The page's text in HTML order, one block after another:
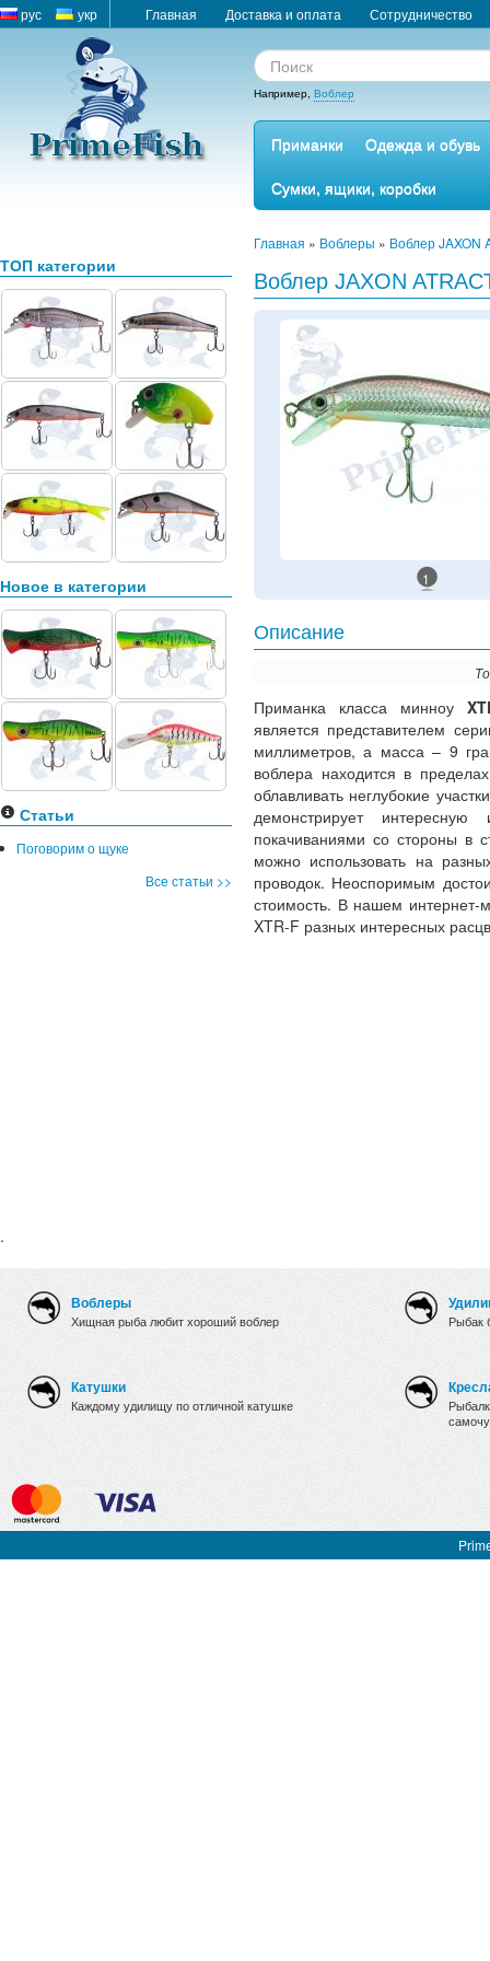
рус укр Главная Доставка и оплата Сотрудничество
Например, Воблер
Приманки
Одежда и обувь
Сумки, ящики, коробки
ТОП категории
Новое в категории
Статьи
Поговорим о щуке
Все статьи >>
.
Главная » Воблеры » Воблер JAXON
Воблер JAXON
1
Описание
Приманка класса минноу
является представителем
миллиметров, а масса – 9
воблера находится в
облавливать неглубокие
демонстрирует интересную
покачиваниями со стороны в
можно использовать на
проводок. Неоспоримым
стоимость. В нашем интернет-
XTR-F разных интересных
Воблеры
Хищная рыба любит хороший воблер
Катушки
Каждому удилищу по отличной катушке
Рыбак